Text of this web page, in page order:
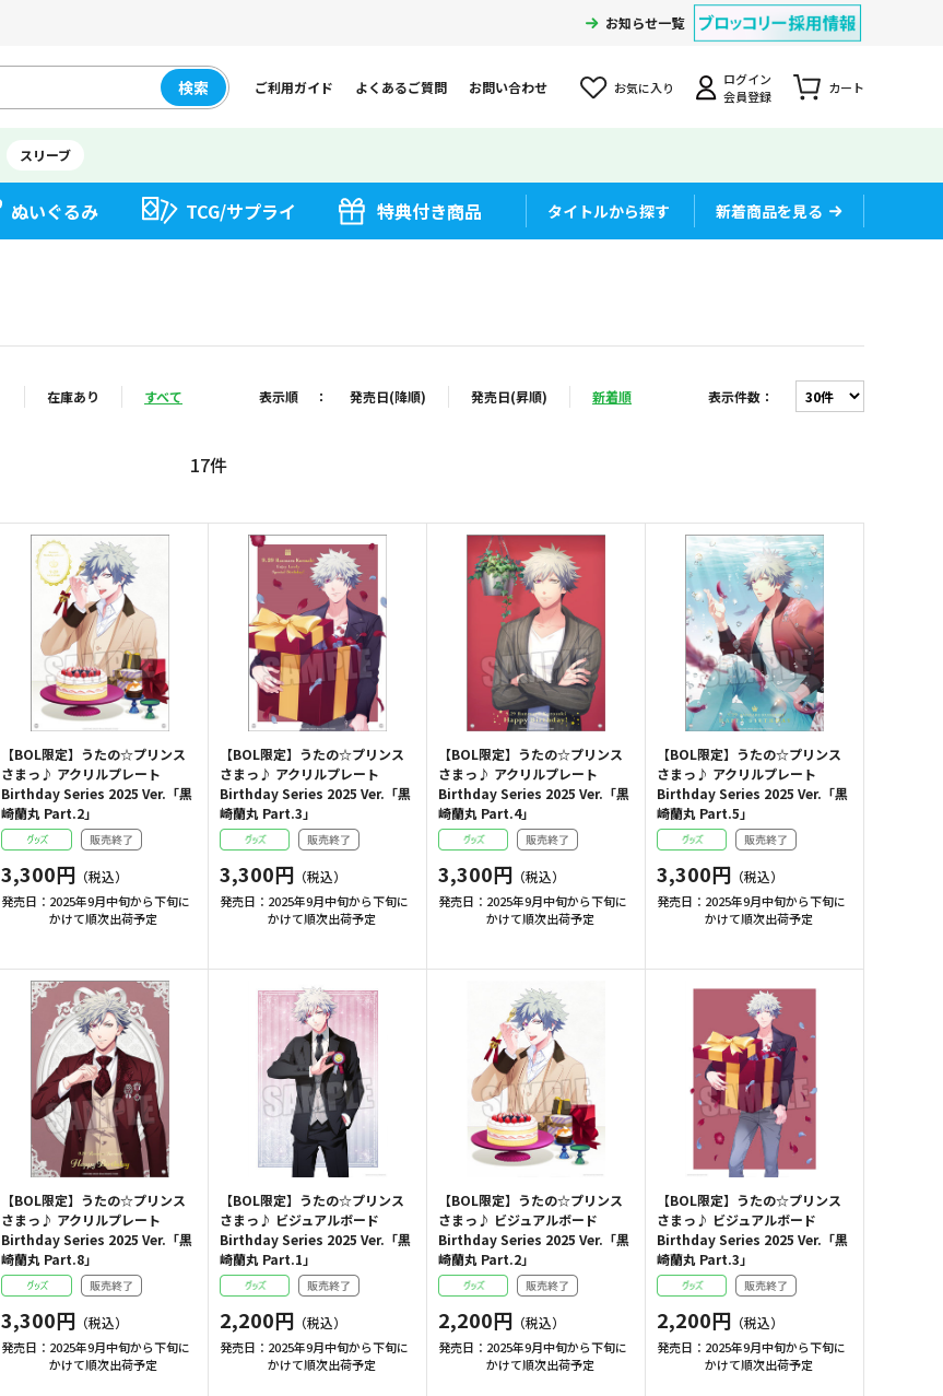
お知らせ一覧
検索 ご利用ガイド よくあるご質問 お問い合わせ お気に入り
ログイン
会員登録
カート
スリーブ
ぬいぐるみ TCG/サプライ 特典付き商品 タイトルから探す 新着商品を見る
在庫あり すべて 表示順 ： 発売日(降順) 発売日(昇順) 新着順 表示件数 ：
17件
【BOL限定】うたの☆プリンス
さまっ♪ アクリルプレート
Birthday Series 2025 Ver.「黒
崎蘭丸 Part.2」
3,300円
発売日： 2025年9月中旬から下旬に
かけて順次出荷予定
【BOL限定】うたの☆プリンス
さまっ♪ アクリルプレート
Birthday Series 2025 Ver.「黒
崎蘭丸 Part.3」
3,300円
発売日： 2025年9月中旬から下旬に
かけて順次出荷予定
【BOL限定】うたの☆プリンス
さまっ♪ アクリルプレート
Birthday Series 2025 Ver.「黒
崎蘭丸 Part.4」
3,300円
発売日： 2025年9月中旬から下旬に
かけて順次出荷予定
【BOL限定】うたの☆プリンス
さまっ♪ アクリルプレート
Birthday Series 2025 Ver.「黒
崎蘭丸 Part.5」
3,300円
発売日： 2025年9月中旬から下旬に
かけて順次出荷予定
【BOL限定】うたの☆プリンス
さまっ♪ アクリルプレート
Birthday Series 2025 Ver.「黒
崎蘭丸 Part.8」
3,300円
発売日： 2025年9月中旬から下旬に
かけて順次出荷予定
【BOL限定】うたの☆プリンス
さまっ♪ ビジュアルボード
Birthday Series 2025 Ver.「黒
崎蘭丸 Part.1」
2,200円
発売日： 2025年9月中旬から下旬に
かけて順次出荷予定
【BOL限定】うたの☆プリンス
さまっ♪ ビジュアルボード
Birthday Series 2025 Ver.「黒
崎蘭丸 Part.2」
2,200円
発売日： 2025年9月中旬から下旬に
かけて順次出荷予定
【BOL限定】うたの☆プリンス
さまっ♪ ビジュアルボード
Birthday Series 2025 Ver.「黒
崎蘭丸 Part.3」
2,200円
発売日： 2025年9月中旬から下旬に
かけて順次出荷予定